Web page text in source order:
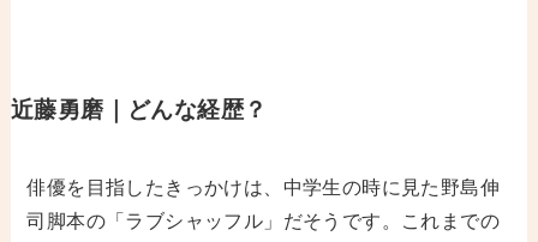
近藤勇磨｜どんな経歴？
俳優を目指したきっかけは、中学生の時に見た野島伸
司脚本の「ラブシャッフル」だそうです。これまでの